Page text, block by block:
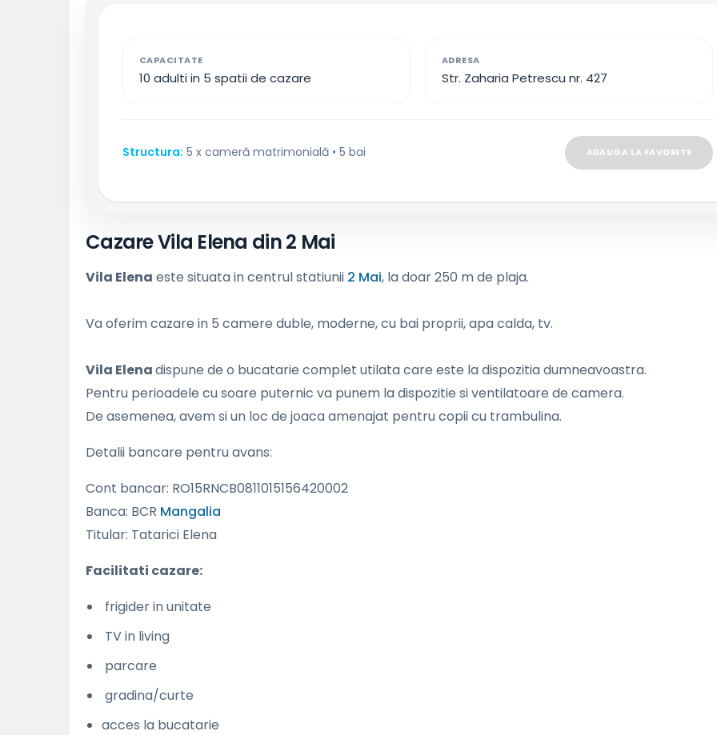
CAPACITATE
10 adulti in 5 spatii de cazare
ADRESA
Str. Zaharia Petrescu nr. 427
Structura: 5 x cameră matrimonială • 5 bai ADAUGA LA FAVORITE
Cazare Vila Elena din 2 Mai
Vila Elena este situata in centrul statiunii 2 Mai, la doar 250 m de plaja.
Va oferim cazare in 5 camere duble, moderne, cu bai proprii, apa calda, tv.
Vila Elenadispune de o bucatarie complet utilata care este la dispozitia dumneavoastra.
Pentru perioadele cu soare puternic va punem la dispozitie si ventilatoare de camera.
De asemenea, avem si un loc de joaca amenajat pentru copii cu trambulina.
Detalii bancare pentru avans:
Cont bancar: RO15RNCB0811015156420002
Banca: BCR Mangalia
Titular: Tatarici Elena
Facilitati cazare:
frigider in unitate
TV in living
parcare
gradina/curte
acces la bucatarie